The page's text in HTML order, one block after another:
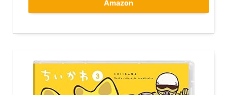
Amazon